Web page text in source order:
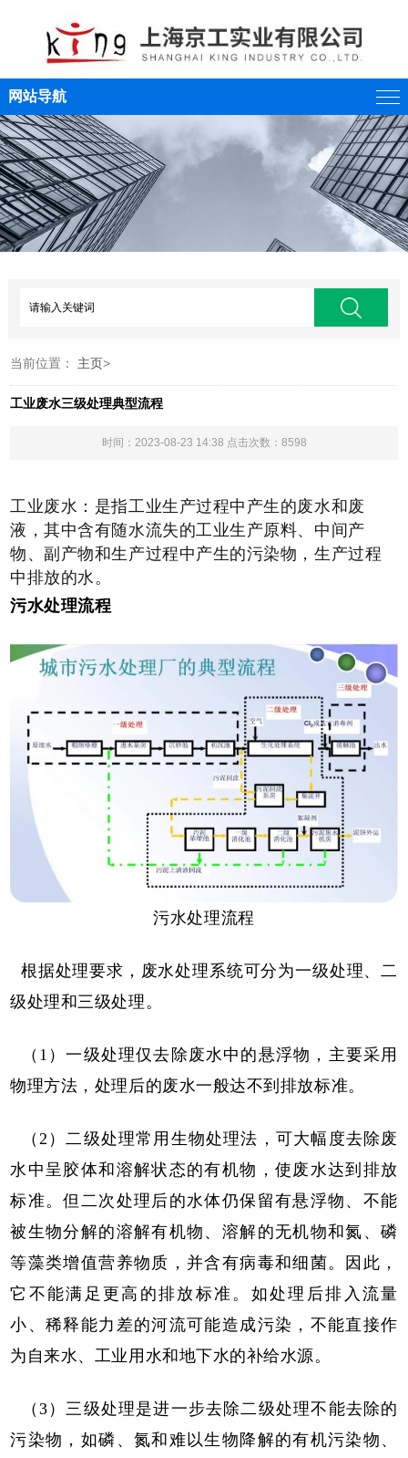
网站导航
当前位置： 主页>
工业废水三级处理典型流程
时间：2023-08-23 14:38 点击次数：8598
工业废水：是指工业生产过程中产生的废水和废
液，其中含有随水流失的工业生产原料、中间产
物、副产物和生产过程中产生的污染物，生产过程
中排放的水。
污水处理流程
污水处理流程
根据处理要求，废水处理系统可分为一级处理、二
级处理和三级处理。
（1）一级处理仅去除废水中的悬浮物，主要采用
物理方法，处理后的废水一般达不到排放标准。
（2）二级处理常用生物处理法，可大幅度去除废
水中呈胶体和溶解状态的有机物，使废水达到排放
标准。但二次处理后的水体仍保留有悬浮物、不能
被生物分解的溶解有机物、溶解的无机物和氮、磷
等藻类增值营养物质，并含有病毒和细菌。因此，
它不能满足更高的排放标准。如处理后排入流量
小、稀释能力差的河流可能造成污染，不能直接作
为自来水、工业用水和地下水的补给水源。
（3）三级处理是进一步去除二级处理不能去除的
污染物，如磷、氮和难以生物降解的有机污染物、